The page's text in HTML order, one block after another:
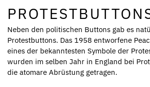
Neben den politischen Buttons gab es
Protestbuttons. Das 1958 entworfene
eines der bekanntesten Symbole der
wurden im selben Jahr in England bei
die atomare Abrüstung getragen.